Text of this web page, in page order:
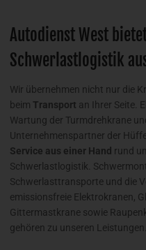
Autodienst West
Schwerlastlogistik
Wir übernehmen nicht nur die
beim Transport an Ihrer Seite.
Wartung der Turmdrehkrane
Unternehmenspartner der
Service aus einer Hand rund
Schwerlastlogistik.
Schwerlasttransporte und die
emissionsfreie Elektrokranen,
Gittermastkrane sowie
gehören zu unseren Leistungen.